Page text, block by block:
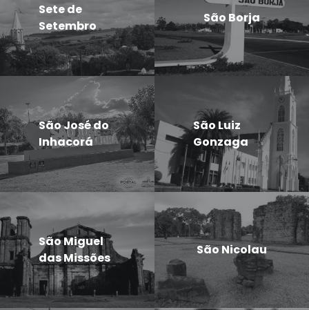
Sete de
Setembro
São Borja
São José do
Inhacorá
São Luiz
Gonzaga
São Miguel
das Missões
São Nicolau